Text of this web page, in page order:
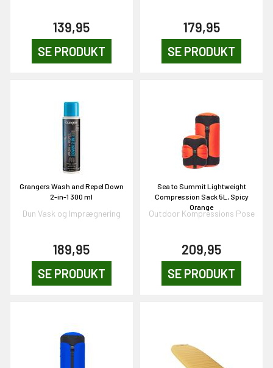
139,95
SE PRODUKT
179,95
SE PRODUKT
Grangers Wash and Repel Down
2-in-1 300 ml
Dun Vask og Imprægnering
189,95
SE PRODUKT
Sea to Summit Lightweight
Compression Sack 5L, Spicy
Orange
Outdoor Kompressions Pose
209,95
SE PRODUKT
NEJ TAK!